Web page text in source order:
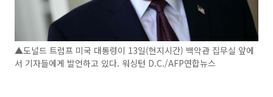
▲도널드 트럼프 미국 대통령이 13일(현지시간) 백악관 집무실 앞에
서 기자들에게 발언하고 있다. 워싱턴 D.C./AFP연합뉴스